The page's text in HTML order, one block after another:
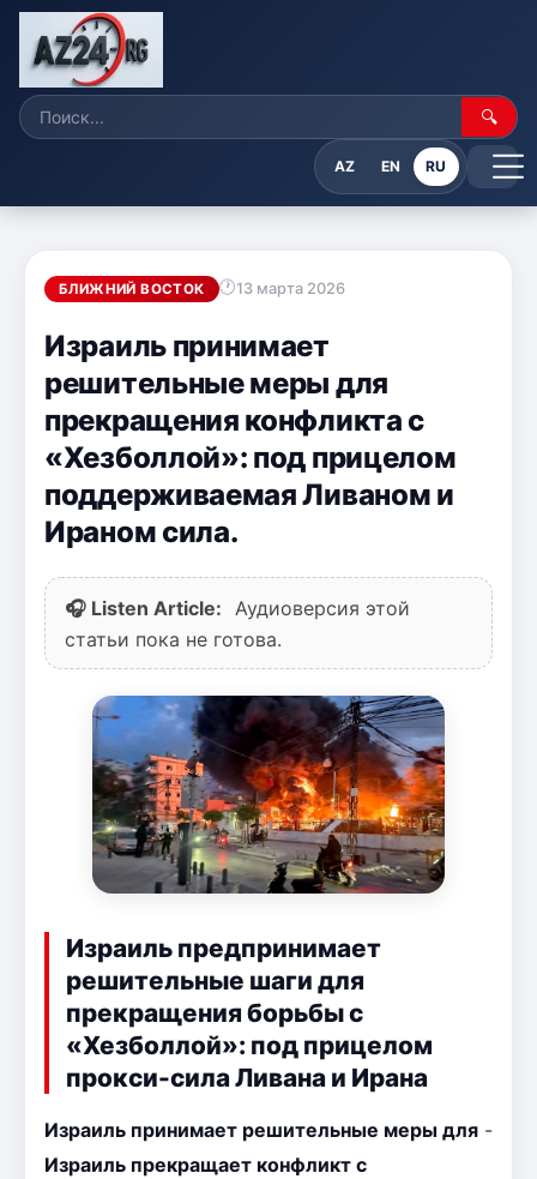
🔍
AZ EN RU
БЛИЖНИЙ ВОСТОК 13 марта 2026
Израиль принимает
решительные меры для
прекращения конфликта с
«Хезболлой»: под прицелом
поддерживаемая Ливаном и
Ираном сила.
🎧 Listen Article:
Аудиоверсия этой
статьи пока не готова.
Израиль предпринимает
решительные шаги для
прекращения борьбы с
«Хезболлой»: под прицелом
прокси-сила Ливана и Ирана
Израиль принимает решительные меры для -
Израиль прекращает конфликт с